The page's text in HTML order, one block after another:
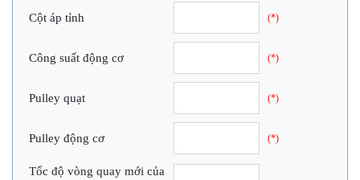
Cột áp tỉnh (*)
Công suất động cơ (*)
Pulley quạt (*)
Pulley động cơ (*)
Tốc độ vòng quay mới của